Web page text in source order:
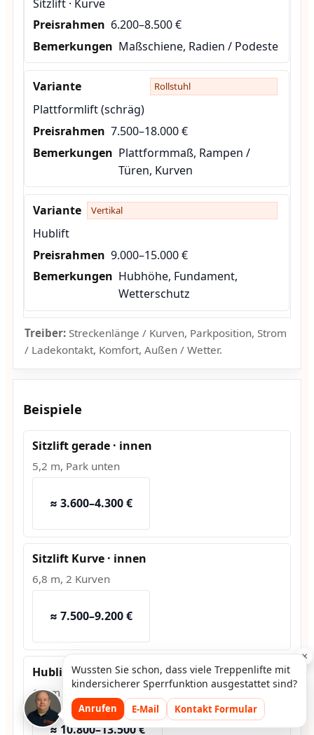
Sitzlift · Kurve
6.200–8.500 €
Maßschiene, Radien / Podeste
Rollstuhl
Plattformlift (schräg)
7.500–18.000 €
Plattformmaß, Rampen /
Türen, Kurven
Vertikal
Hublift
9.000–15.000 €
Hubhöhe, Fundament,
Wetterschutz
Treiber:Streckenlänge / Kurven, Parkposition, Strom
/ Ladekontakt, Komfort, Außen / Wetter.
Beispiele
Sitzlift gerade · innen
5,2 m, Park unten
≈ 3.600–4.300 €
Sitzlift Kurve · innen
6,8 m, 2 Kurven
≈ 7.500–9.200 €
Hublift · außen
1,2 m Hub, Fundament
≈ 10.800–13.500 €
×
Wussten Sie schon, dass viele Treppenlifte mit
kindersicherer Sperrfunktion ausgestattet sind?
Anrufen E-Mail Kontakt Formular